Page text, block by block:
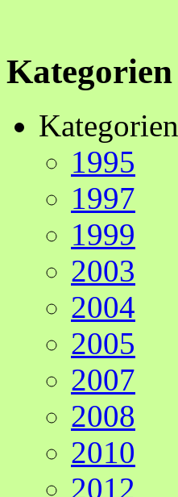
Kategorien
Kategorien
1995
1997
1999
2003
2004
2005
2007
2008
2010
2012